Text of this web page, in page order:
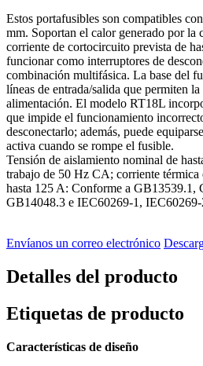
Estos portafusibles son compatibles
mm. Soportan el calor generado por la
corriente de cortocircuito prevista de
funcionar como interruptores de
combinación multifásica. La base del
líneas de entrada/salida que permiten
alimentación. El modelo RT18L
que impide el funcionamiento
desconectarlo; además, puede
activa cuando se rompe el fusible.
Tensión de aislamiento nominal de
trabajo de 50 Hz CA; corriente
hasta 125 A: Conforme a GB13539.1,
GB14048.3 e IEC60269-1,
Envíanos un correo electrónico
Detalles del producto
Etiquetas de producto
Características de diseño